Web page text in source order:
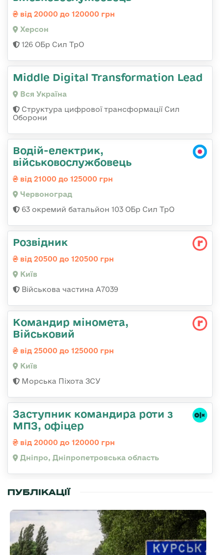
від 20000 до 120000 грн
Херсон
126 ОБр Сил ТрО
Middle Digital Transformation Lead
Вся Україна
Структура цифрової трансформації Сил
Оборони
Водій-електрик,
військовослужбовець
від 21000 до 125000 грн
Червоноград
63 окремий батальйон 103 ОБр Сил ТрО
Розвідник
від 20500 до 120500 грн
Київ
Військова частина А7039
Командир міномета,
Військовий
від 25000 до 125000 грн
Київ
Морська Піхота ЗСУ
Заступник командира роти з
МПЗ, офіцер
від 20000 до 120000 грн
Дніпро, Дніпропетровська область
ПУБЛІКАЦІЇ